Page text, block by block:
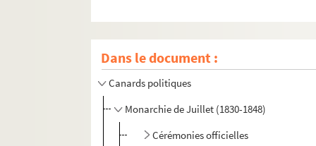
Dans le document :
Canards politiques
Monarchie de Juillet (1830-1848)
Cérémonies officielles